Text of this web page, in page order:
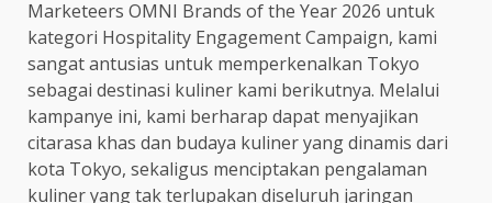
Marketeers OMNI Brands of the Year 2026 untuk
kategori Hospitality Engagement Campaign, kami
sangat antusias untuk memperkenalkan Tokyo
sebagai destinasi kuliner kami berikutnya. Melalui
kampanye ini, kami berharap dapat menyajikan
citarasa khas dan budaya kuliner yang dinamis dari
kota Tokyo, sekaligus menciptakan pengalaman
kuliner yang tak terlupakan diseluruh jaringan